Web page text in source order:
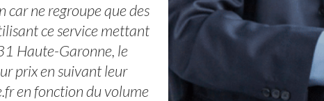
ne regroupe que des
ce service mettant
Haute-Garonne, le
prix en suivant leur
en fonction du volume